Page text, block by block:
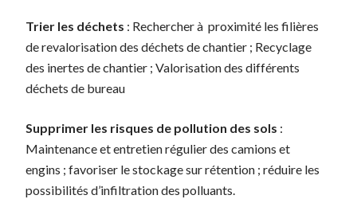
Trier les déchets : Rechercher à proximité les filières
de revalorisation des déchets de chantier ; Recyclage
des inertes de chantier ; Valorisation des différents
déchets de bureau
Supprimer les risques de pollution des sols :
Maintenance et entretien régulier des camions et
engins ; favoriser le stockage sur rétention ; réduire les
possibilités d’infiltration des polluants.